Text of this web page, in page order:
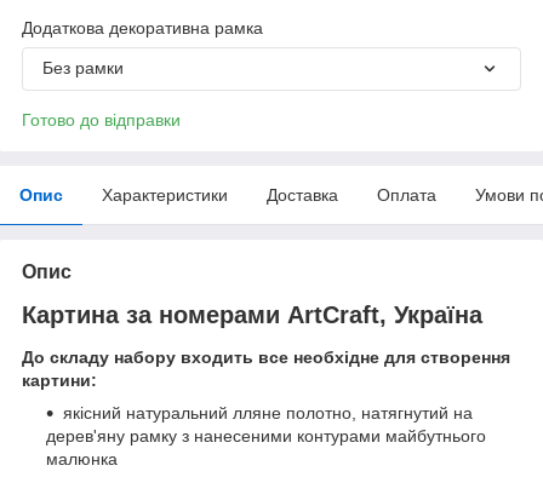
Додаткова декоративна рамка
Без рамки
Готово до відправки
Опис Характеристики Доставка Оплата Умови
Опис
Картина за номерами ArtCraft, Україна
До складу набору входить все необхідне для створення
картини:
якісний натуральний лляне полотно, натягнутий на
дерев'яну рамку з нанесеними контурами майбутнього
малюнка